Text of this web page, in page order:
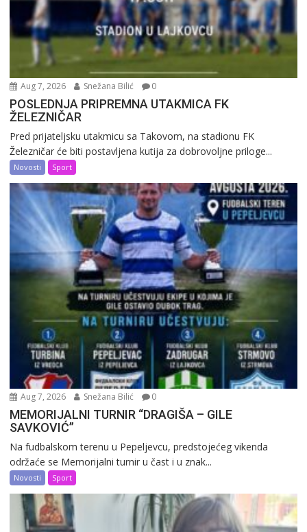
Aug 7, 2026 Snežana Bilić 0
POSLEDNJA PRIPREMNA UTAKMICA FK
ŽELEZNIČAR
Pred prijateljsku utakmicu sa Takovom, na stadionu FK
Železničar će biti postavljena kutija za dobrovoljne priloge...
Novosti Sport
Aug 7, 2026 Snežana Bilić 0
MEMORIJALNI TURNIR “DRAGIŠA – GILE
SAVKOVIĆ”
Na fudbalskom terenu u Pepeljevcu, predstojećeg vikenda
održaće se Memorijalni turnir u čast i u znak...
Novosti Sport